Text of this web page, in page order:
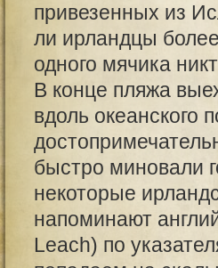
привезенных из
ли ирландцы
одного мячика
В конце пляжа
вдоль океанского
быстро миновали
некоторые
напоминают
Leach) по